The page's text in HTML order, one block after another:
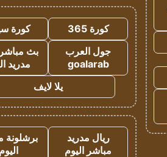
كورة 365
كورة
جول العرب
goalarab
بث
مدريد
يلا لايف
ريال مدريد
مباشر اليوم
برشلونة
اليوم